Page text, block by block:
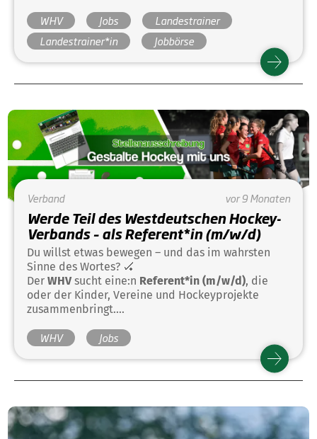
WHV Jobs
Landestrainer
Landestrainer*in
Jobbörse
Verband vor 9 Monaten
Werde Teil des Westdeutschen Hockey-
Verbands – als Referent*in (m/w/d)
Du willst etwas bewegen – und das im wahrsten
Sinne des Wortes? 🏑
Der WHVsucht eine:n Referent*in (m/w/d), die
oder der Kinder, Vereine und Hockeyprojekte
zusammenbringt.
Spielfeld ist groß!
WHV Jobs